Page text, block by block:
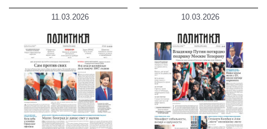
11.03.2026 10.03.2026